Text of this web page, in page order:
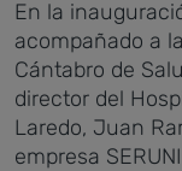
En la
acompañado a
Cántabro de
director del
Laredo, Juan
empresa